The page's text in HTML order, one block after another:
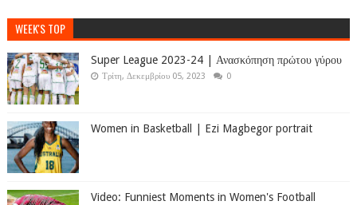
WEEK'S TOP
Super League 2023-24 | Ανασκόπηση πρώτου γύρου
Τρίτη, Δεκεμβρίου 05, 2023 0
Women in Basketball | Ezi Magbegor portrait
Video: Funniest Moments in Women's Football